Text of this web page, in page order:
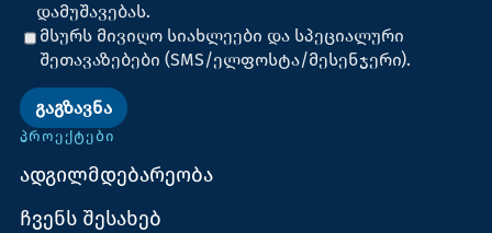
დამუშავებას.
მსურს მივიღო სიახლეები და სპეციალური
შეთავაზებები (SMS/ელფოსტა/მესენჯერი).
ᲒᲐᲒᲖᲐᲕᲜᲐ
ᲞᲠᲝᲔᲥᲢᲔᲑᲘ
ადგილმდებარეობა
ჩვენს შესახებ